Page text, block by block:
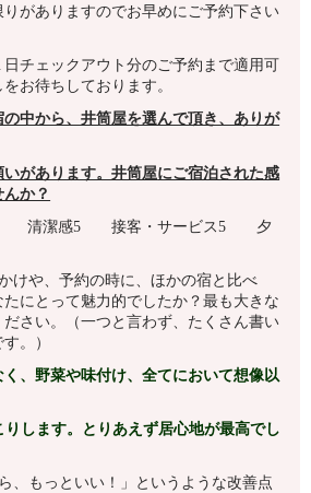
がありますのでお早めにご予約下さい
日チェックアウト分のご予約まで適用可
お待ちしております。
中から、井筒屋を選んで頂き、ありが
があります。井筒屋にご宿泊された感
か？
清潔感5 接客・サービス5 夕
けや、予約の時に、ほかの宿と比べ
にとって魅力的でしたか？最も大きな
さい。（一つと言わず、たくさん書い
。）
、野菜や味付け、全てにおいて想像以
します。とりあえず居心地が最高でし
、もっといい！」というような改善点